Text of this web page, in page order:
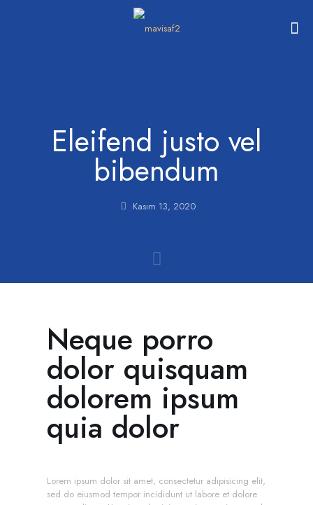
Eleifend justo vel
bibendum
Kasım 13, 2020
Neque porro
dolor quisquam
dolorem ipsum
quia dolor
Lorem ipsum dolor sit amet, consectetur adipisicing elit,
sed do eiusmod tempor incididunt ut labore et dolore